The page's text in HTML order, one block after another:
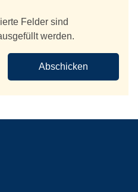
Felder sind
werden.
Abschicken